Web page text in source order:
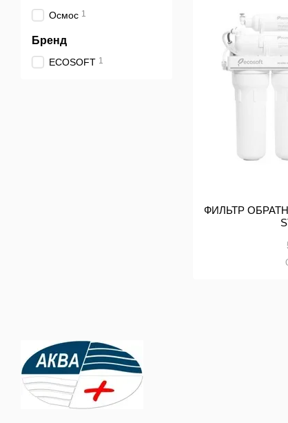
ФИЛЬТР
Осмос 1
Бренд
ECOSOFT 1